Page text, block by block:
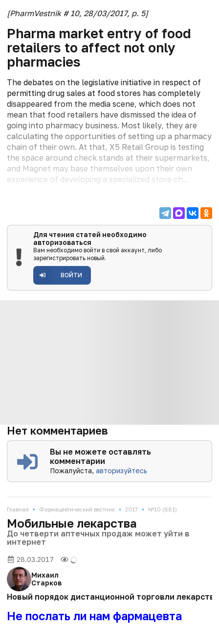
[PharmVestnik # 10, 28/03/2017, p. 5]
Pharma market entry of food
retailers to affect not only
pharmacies
The debates on the legislative initiative in respect of
permitting drug sales at food stores has completely
disappeared from the media scene, which does not
mean that food retailers have dismissed the idea of
going into pharmacy business. Most likely, they are
calculating the opportunities of setting up a pharmacy
chain of their own. At that, Х5 Retail Group is testing
the space around check stands at their supermarkets,
and Magnet may base themselves upon their own
experience of developing a specialized store ch...
Для чтения статей необходимо
авторизоваться
Вам необходимо войти в свой аккаунт, либо
зарегистрировать новый.
ВОЙТИ
Нет комментариев
Вы не можете оставлять
комментарии
Пожалуйста,авторизуйтесь
Главная • Фармацевтический вестник • 2017 • №10 (881)
Мобильные лекарства
До четверти аптечных продаж может уйти в
интернет
28.03.2017
Михаил
Старков
Новый порядок дистанционной торговли
Не послать ли нам фармацевта